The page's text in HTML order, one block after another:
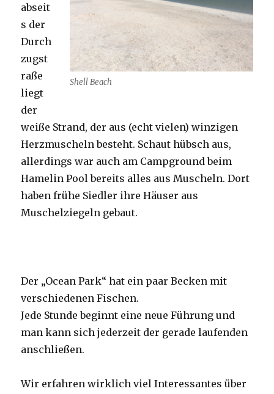
Shell Beach
abseit
s der
Durch
zugst
raße
liegt
der
weiße Strand, der aus (echt vielen) winzigen
Herzmuscheln besteht. Schaut hübsch aus,
allerdings war auch am Campground beim
Hamelin Pool bereits alles aus Muscheln. Dort
haben frühe Siedler ihre Häuser aus
Muschelziegeln gebaut.
Der „Ocean Park“ hat ein paar Becken mit
verschiedenen Fischen.
Jede Stunde beginnt eine neue Führung und
man kann sich jederzeit der gerade laufenden
anschließen.
Wir erfahren wirklich viel Interessantes über